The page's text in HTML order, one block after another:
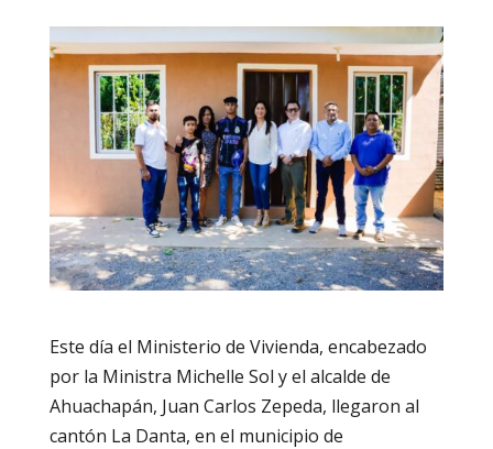
Este día el Ministerio de Vivienda, encabezado
por la Ministra Michelle Sol y el alcalde de
Ahuachapán, Juan Carlos Zepeda, llegaron al
cantón La Danta, en el municipio de